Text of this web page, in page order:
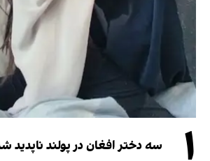
سه دختر افغان در پولند ناپدید